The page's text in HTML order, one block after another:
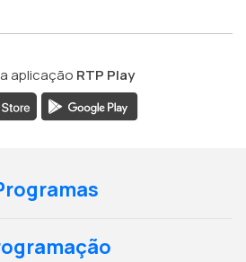
aplicação RTP Play